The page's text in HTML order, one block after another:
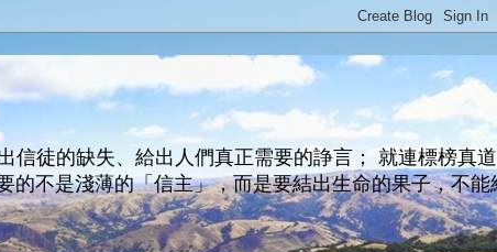
徒的缺失、給出人們真正需要的諍言； 就連標榜真
不是淺薄的「信主」，而是要結出生命的果子，不能